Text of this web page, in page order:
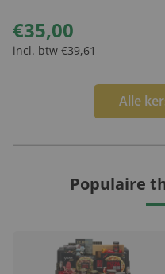
€35,00
incl. btw €39,61
Alle
Populaire